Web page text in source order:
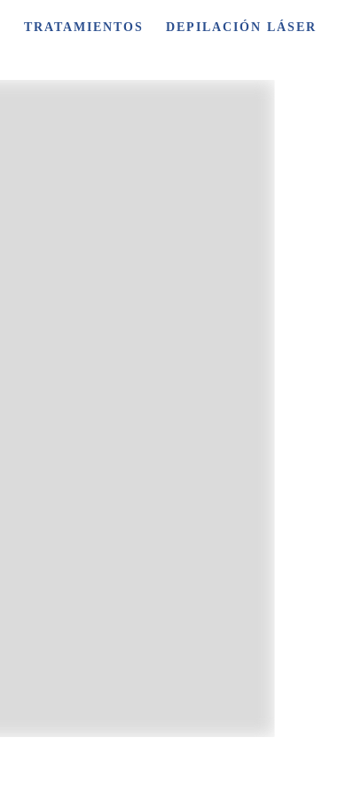
TRATAMIENTOS DEPILACIÓN LÁSER